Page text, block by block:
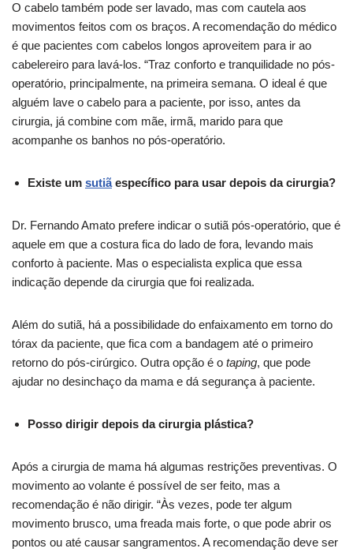
O cabelo também pode ser lavado, mas com cautela aos
movimentos feitos com os braços. A recomendação do médico
é que pacientes com cabelos longos aproveitem para ir ao
cabelereiro para lavá-los. “Traz conforto e tranquilidade no pós-
operatório, principalmente, na primeira semana. O ideal é que
alguém lave o cabelo para a paciente, por isso, antes da
cirurgia, já combine com mãe, irmã, marido para que
acompanhe os banhos no pós-operatório.
Existe um sutiãespecífico para usar depois da cirurgia?
Dr. Fernando Amato prefere indicar o sutiã pós-operatório, que é
aquele em que a costura fica do lado de fora, levando mais
conforto à paciente. Mas o especialista explica que essa
indicação depende da cirurgia que foi realizada.
Além do sutiã, há a possibilidade do enfaixamento em torno do
tórax da paciente, que fica com a bandagem até o primeiro
retorno do pós-cirúrgico. Outra opção é o taping, que pode
ajudar no desinchaço da mama e dá segurança à paciente.
Posso dirigir depois da cirurgia plástica?
Após a cirurgia de mama há algumas restrições preventivas. O
movimento ao volante é possível de ser feito, mas a
recomendação é não dirigir. “Às vezes, pode ter algum
movimento brusco, uma freada mais forte, o que pode abrir os
pontos ou até causar sangramentos. A recomendação deve ser